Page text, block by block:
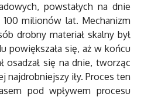
powstałych na dnie
milionów lat. Mechanizm
drobny materiał skalny był
powiększała się, aż w końcu
osadzał się na dnie, tworząc
najdrobniejszy iły. Proces ten
pod wpływem procesu